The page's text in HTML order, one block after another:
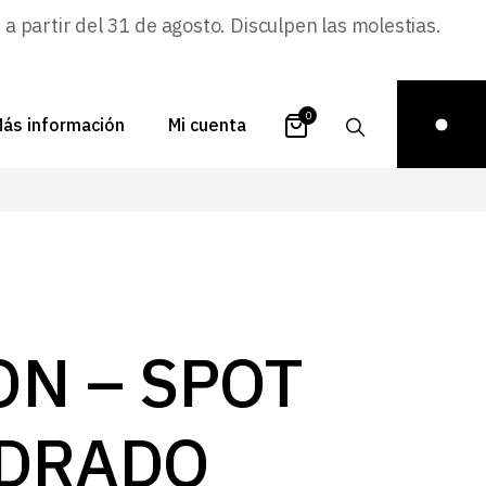
partir del 31 de agosto. Disculpen las molestias.
información
Zona de inspiración
Mi cuenta
contraseña
0
– SPOT